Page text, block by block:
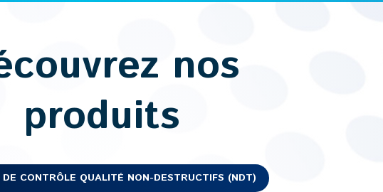
nos
produits
DE CONTRÔLE QUALITÉ NON-DESTRUCTIFS (NDT)